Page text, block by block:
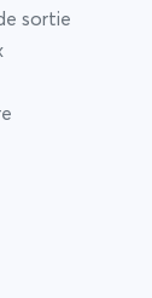
sortie